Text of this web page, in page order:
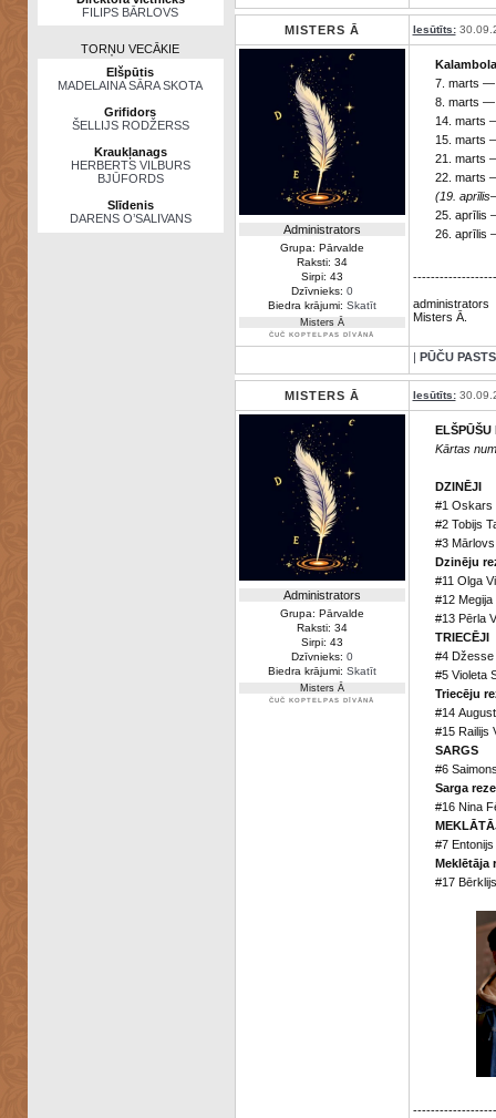
FILIPS BĀRLOVS
TORŅU VECĀKIE
Elšpūtis
MADELAINA SĀRA SKOTA
Grifidors
ŠELLIJS RODŽERSS
Kraukļanags
HERBERTS VILBURS
BJŪFORDS
Slīdenis
DARENS O’SALIVANS
MISTERS Ā Iesūtīts:
Administrators
Grupa: Pārvalde
Raksti: 34
Sirpi: 43
Dzīvnieks: 0
Biedra krājumi: Skatīt
Misters Ā
ČUČ KOPTELPAS DĪVĀNĀ
7. marts —
8. marts —
14. marts
15. marts
21. marts
22. marts
(19.
25. aprīlis
26. aprīlis
administrators
Misters Ā.
| PŪČU PASTS
MISTERS Ā Iesūtīts:
Administrators
Grupa: Pārvalde
Raksti: 34
Sirpi: 43
Dzīvnieks: 0
Biedra krājumi: Skatīt
Misters Ā
ČUČ KOPTELPAS DĪVĀNĀ
Kārtas
DZINĒJI
#1 Oskars
#2 Tobijs
#3
Dzinēju
#11 Olga
#12
#13 Pērla
TRIECĒJI
#4
#5 Violeta
Triecēju
#14
#15 Railijs
SARGS
#6
Sarga
#16 Nina
#7
Meklētāja
#17